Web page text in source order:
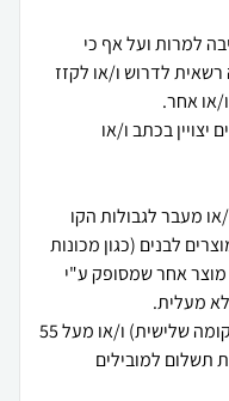
למרות ועל אף כי
לדרוש ו/או לקזז
יצויין בכתב ו/או
מעבר לגבולות הקו
לבנים (כגון מכונות
מוצר אחר שמסופק ע"י
אספקה מקומה שלישית ומעלה (כולל קומה שלישית) ו/או מעל 55
תשלום למובילים